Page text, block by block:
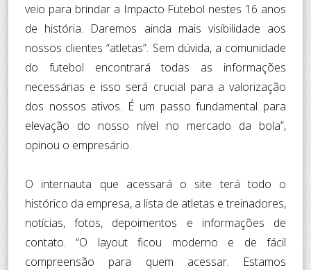
veio para brindar a Impacto Futebol nestes 16 anos
de história. Daremos ainda mais visibilidade aos
nossos clientes “atletas”. Sem dúvida, a comunidade
do futebol encontrará todas as informações
necessárias e isso será crucial para a valorização
dos nossos ativos. É um passo fundamental para
elevação do nosso nível no mercado da bola”,
opinou o empresário.
O internauta que acessará o site terá todo o
histórico da empresa, a lista de atletas e treinadores,
notícias, fotos, depoimentos e informações de
contato. “O layout ficou moderno e de fácil
compreensão para quem acessar. Estamos